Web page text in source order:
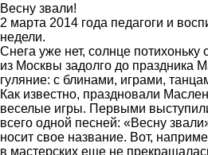
Весну звали!
2 марта 2014 года педагоги и
недели.
Снега уже нет, солнце
из Москвы задолго до праздника
гуляние: с блинами, играми,
Как известно, праздновали
веселые игры. Первыми
всего одной песней: «Весну
носит свое название. Вот,
в мастерских еще не